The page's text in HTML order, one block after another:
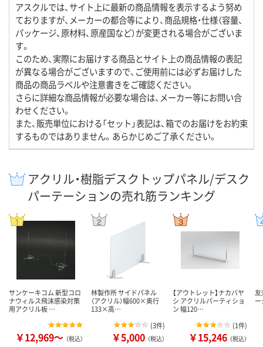
アスクルでは、サイト上に最新の商品情報を表示するよう努め
ておりますが、メーカーの都合等により、商品規格・仕様（容量、
パッケージ、原材料、原産国など）が変更される場合がございま
す。
このため、実際にお届けする商品とサイト上の商品情報の表記
が異なる場合がございますので、ご使用前には必ずお届けした
商品の商品ラベルや注意書きをご確認ください。
さらに詳細な商品情報が必要な場合は、メーカー等にお問い合
わせください。
また、販売単位における「セット」表記は、箱でのお届けをお約束
するものではありません。あらかじめご了承ください。
アクリル・樹脂デスクトップパネル/デスク
パーテーションの売れ筋ランキング
サンケーキコム 新型コロ
ナウィルス飛沫感染対策
用アクリル板 …
￥12,969～ （税込）
林製作所 サイドパネル
（アクリル）幅600×奥行
133×高…
(3件)
￥5,000 （税込）
【アウトレット】ナカバヤ
シ アクリルパーティショ
ン 幅120…
(1件)
￥15,246 （税込）
友